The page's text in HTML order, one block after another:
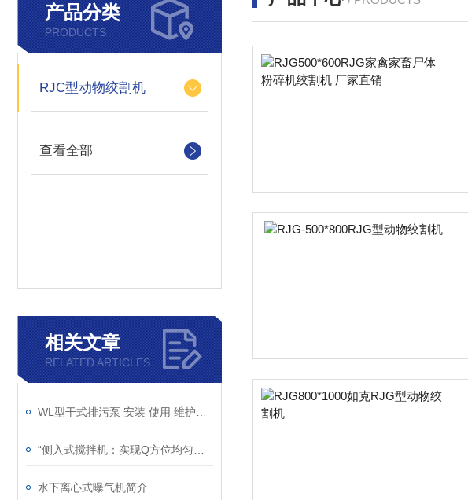
产品分类
PRODUCTS
RJC型动物绞割机
查看全部
相关文章
RELATED ARTICLES
水下离心式曝气机简介